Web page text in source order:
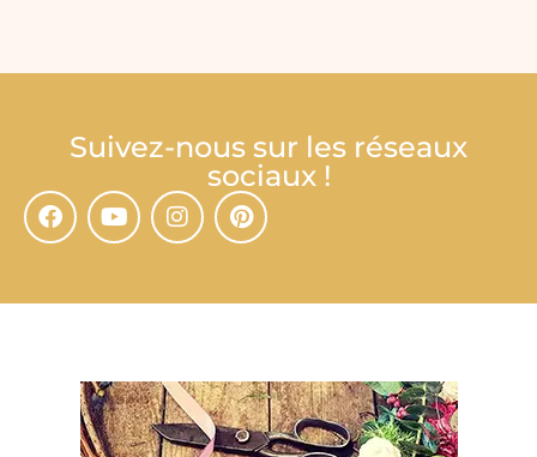
Suivez-nous sur les réseaux
sociaux !